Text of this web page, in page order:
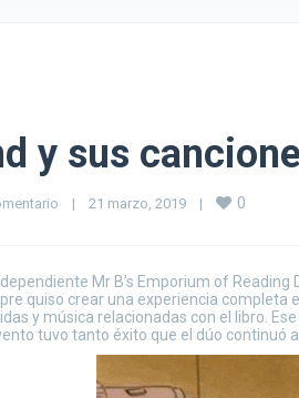
y sus
| 21 marzo, 2019 | 0
Mr B’s Emporium of
quiso crear una experiencia
y música relacionadas con el libro.
tuvo tanto éxito que el dúo continuó